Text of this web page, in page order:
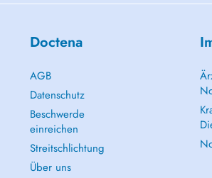
Doctena
AGB
Datenschutz
Beschwerde
einreichen
Streitschlichtung
Über uns